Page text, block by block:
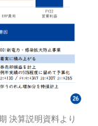
決算説明資料より